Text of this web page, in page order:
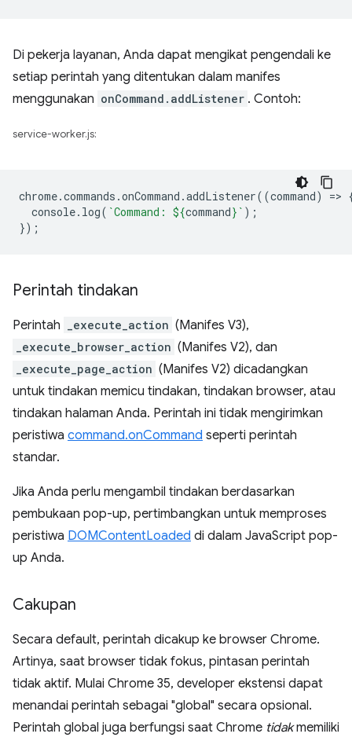
Di pekerja layanan, Anda dapat mengikat pengendali ke
setiap perintah yang ditentukan dalam manifes
menggunakan onCommand.addListener . Contoh:
service-worker.js:
chrome.commands .onCommand .addListener((command) =>
console. log( `Command: ${command} ` );
});
Perintah tindakan
Perintah _execute_action (Manifes V3),
_execute_browser_action (Manifes V2), dan
_execute_page_action (Manifes V2) dicadangkan
untuk tindakan memicu tindakan, tindakan browser, atau
tindakan halaman Anda. Perintah ini tidak mengirimkan
peristiwa command.onCommand seperti perintah
standar.
Jika Anda perlu mengambil tindakan berdasarkan
pembukaan pop-up, pertimbangkan untuk memproses
peristiwa DOMContentLoaded di dalam JavaScript pop-
up Anda.
Cakupan
Secara default, perintah dicakup ke browser Chrome.
Artinya, saat browser tidak fokus, pintasan perintah
tidak aktif. Mulai Chrome 35, developer ekstensi dapat
menandai perintah sebagai "global" secara opsional.
Perintah global juga berfungsi saat Chrome tidakmemiliki